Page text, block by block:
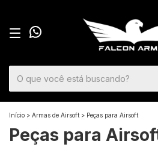
Início > Armas de Airsoft > Peças para Airsoft
Peças para